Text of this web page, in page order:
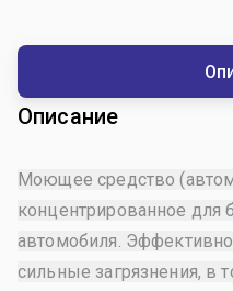
Описание
Моющее средство
концентрированное для
автомобиля.
сильные загрязнения, в